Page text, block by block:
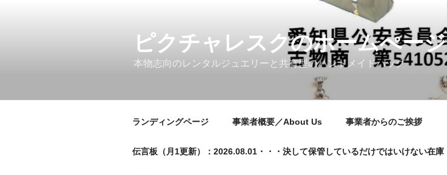
ピクチャレスクのホームぺージ
本物志向のレンタルジュエリーと共有型のハンドメイドバッグ
ランディングページ 事業者概要／About Us 事業者からのご挨拶
伝言板（月1更新）：2026.08.01・・・決して保管しているだけではいけない在庫